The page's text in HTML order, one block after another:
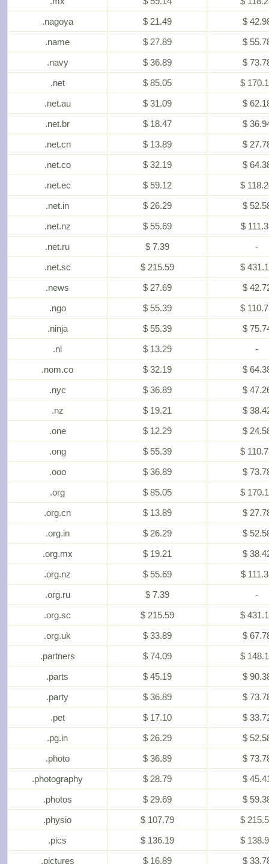
.nagoya
$ 21.49
$
.name
$ 27.89
$
.navy
$ 36.89
$
.net
$ 85.05
$
.net.au
$ 31.09
$
.net.br
$ 18.47
$
.net.cn
$ 13.89
$
.net.co
$ 32.19
$
.net.ec
$ 59.12
$
.net.in
$ 26.29
$
.net.nz
$ 55.69
$
.net.ru
$ 7.39
-
.net.sc
$ 215.59
$
.news
$ 27.69
$
.ngo
$ 55.39
$
.ninja
$ 55.39
$
.nl
$ 13.29
-
.nom.co
$ 32.19
$
.nyc
$ 36.89
$
.nz
$ 19.21
$
.one
$ 12.29
$
.ong
$ 55.39
$
.ooo
$ 36.89
$
.org
$ 85.05
$
.org.cn
$ 13.89
$
.org.in
$ 26.29
$
.org.mx
$ 19.21
$
.org.nz
$ 55.69
$
.org.ru
$ 7.39
-
.org.sc
$ 215.59
$
.org.uk
$ 33.89
$
.partners
$ 74.09
$
.parts
$ 45.19
$
.party
$ 36.89
$
.pet
$ 17.10
$
.pg.in
$ 26.29
$
.photo
$ 36.89
$
.photography
$ 28.79
$
.photos
$ 29.69
$
.physio
$ 107.79
$
.pics
$ 136.19
$
.pictures
$ 16.89 $